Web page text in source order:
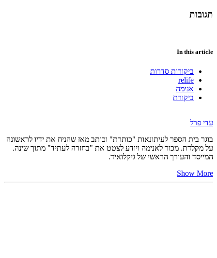
תגובות
In this article
ביקורות סדרות
relife
אנימה
ביקורת
עדי פרל
בוגר בית הספר לעיתונאות "כותרת" וכותב מאז שהניח את ידיו לראשונה
על מקלדת. מכור לאנימה ויודע לצטט את "בחזרה לעתיד" מתוך שינה.
המייסד והעורך הראשי של גיקלואיד.
Show More